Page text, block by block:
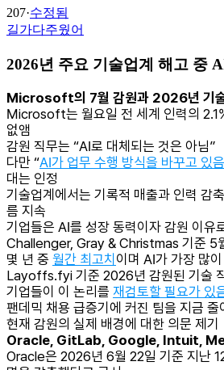
207·수정됨
길가다주웠어
2026년 주요 기술업계 해고 중
Microsoft의 7월 감원과 2026년 기술
Microsoft는 월요일 전 세계 인력의
없앰
감원 직무는 “AI로 대체되는 것은 아님”
다만 “AI가 업무 수행 방식을 바꾸고 있음
대는 인정
기술업계에서는 기록적 매출과 인력 감
름 지속
기업들은 AI를 성장 동력이자 감원 이유
Challenger, Gray & Christmas 기준 5
몇 년 중 월간 최고치 이며 AI가 가장 많
Layoffs.fyi 기준 2026년 감원된 기술
기업들이 이 논리를 재검토할 필요가 있
팬데믹 채용 급증기에 커진 팀을 지금 줄
현재 감원의 실제 배경에 대한 의문 제기
Oracle, GitLab, Google, Intuit,
Oracle은 2026년 6월 22일 기준 지난